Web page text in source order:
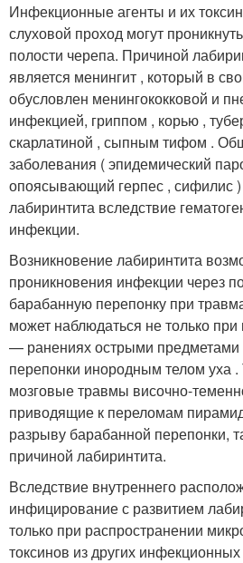
Инфекционные агенты и их
слуховой проход могут
полости черепа. Причиной
является менингит , который в
обусловлен менингококковой и
инфекцией, гриппом , корью ,
скарлатиной , сыпным тифом .
заболевания ( эпидемический
опоясывающий герпес , сифилис )
лабиринтита вследствие
инфекции.
Возникновение лабиринтита
проникновения инфекции через
барабанную перепонку при
может наблюдаться не только
— ранениях острыми предметами
перепонки инородным телом уха
мозговые травмы височно-
приводящие к переломам
разрыву барабанной перепонки,
причиной лабиринтита.
Вследствие внутреннего
инфицирование с развитием
только при распространении
токсинов из других инфекционных